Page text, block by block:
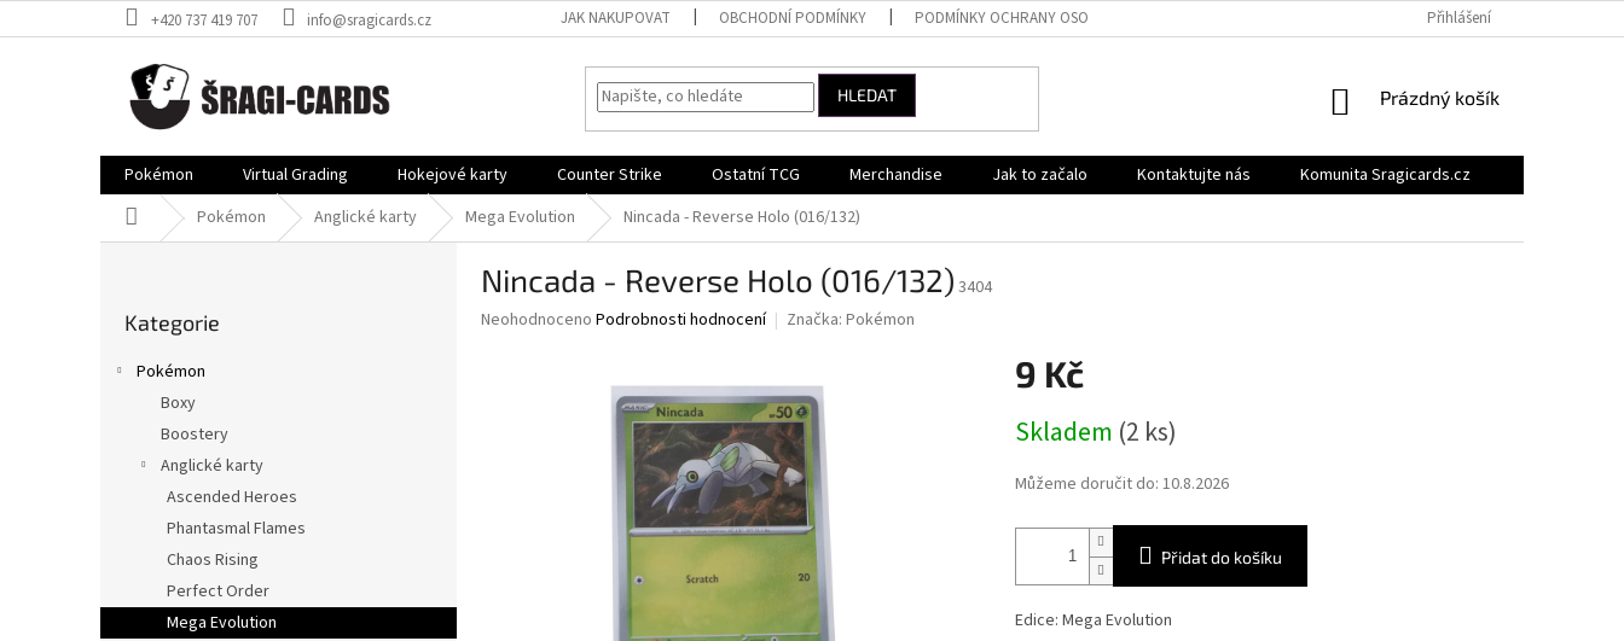
na
+420 737 419 707 info@sragicards.cz JAK NAKUPOVAT OBCHODNÍ PODMÍNKY PODMÍNKY OCHRANY OSOBNÍCH ÚDAJŮ MOJE OBJEDNÁVKA
Přihlášení
HLEDAT
NÁKUPNÍ
Prázdný košík
Pokémon Virtual Grading Hokejové karty Counter Strike Ostatní TCG Merchandise Jak to začalo Kontaktujte nás
Komunita Sragicards.cz
Domů Pokémon Anglické karty Mega Evolution Nincada - Reverse Holo (016/132)
l
kategorie
Kategorie
Pokémon
Boxy
Boostery
Anglické karty
Ascended Heroes
Phantasmal Flames
Chaos Rising
Perfect Order
Mega Evolution
Nincada - Reverse Holo (016/132) 3404
Průměrné
Neohodnoceno Podrobnosti hodnocení Značka: Pokémon
9 Kč
cena:
Skladem (2 ks)
Můžeme doručit do: 10.8.2026
Přidat do košíku
Edice: Mega Evolution